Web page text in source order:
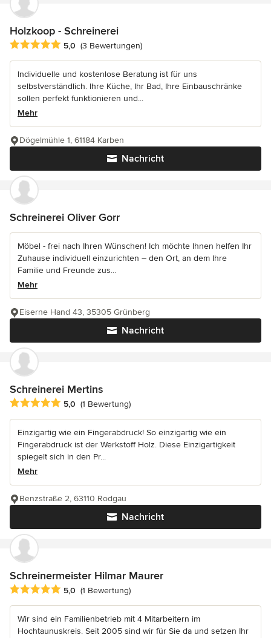
Holzkoop - Schreinerei
Durchschnittliche Bewertung: 5 von 5 Sternen
5,0 (3 Bewertungen)
Individuelle und kostenlose Beratung ist für uns
selbstverständlich. Ihre Küche, Ihr Bad, Ihre Einbauschränke
sollen perfekt funktionieren und...
Mehr
Nachricht
Dögelmühle 1, 61184 Karben
Schreinerei Oliver Gorr
Möbel - frei nach Ihren Wünschen! Ich möchte Ihnen helfen Ihr
Zuhause individuell einzurichten – den Ort, an dem Ihre
Familie und Freunde zus...
Mehr
Nachricht
Eiserne Hand 43, 35305 Grünberg
Schreinerei Mertins
Durchschnittliche Bewertung: 5 von 5 Sternen
5,0 (1 Bewertung)
Einzigartig wie ein Fingerabdruck! So einzigartig wie ein
Fingerabdruck ist der Werkstoff Holz. Diese Einzigartigkeit
spiegelt sich in den Pr...
Mehr
Nachricht
Benzstraße 2, 63110 Rodgau
Schreinermeister Hilmar Maurer
Durchschnittliche Bewertung: 5 von 5 Sternen
5,0 (1 Bewertung)
Wir sind ein Familienbetrieb mit 4 Mitarbeitern im
Hochtaunuskreis. Seit 2005 sind wir für Sie da und setzen Ihr